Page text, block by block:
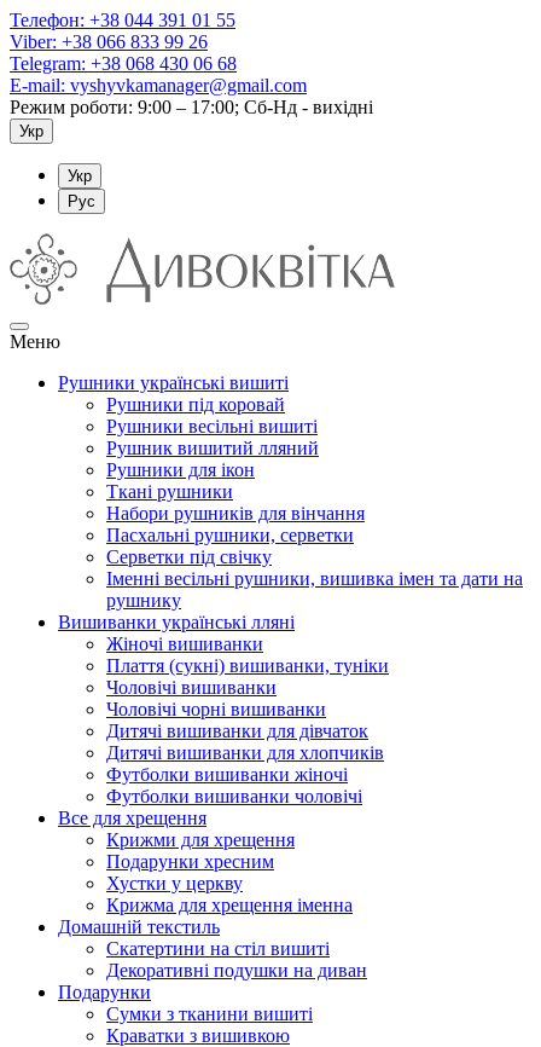
Телефон: +38 044 391 01 55
Viber: +38 066 833 99 26
Telegram: +38 068 430 06 68
E-mail: vyshyvkamanager@gmail.com
Режим роботи: 9:00 – 17:00; Сб-Нд - вихідні
Укр
Укр
Рус
Меню
Рушники українські вишиті
Рушники під коровай
Рушники весільні вишиті
Рушник вишитий лляний
Рушники для ікон
Ткані рушники
Набори рушників для вінчання
Пасхальні рушники, серветки
Серветки під свічку
Іменні весільні рушники, вишивка імен та дати на
рушнику
Вишиванки українські лляні
Жіночі вишиванки
Плаття (сукні) вишиванки, туніки
Чоловічі вишиванки
Чоловічі чорні вишиванки
Дитячі вишиванки для дівчаток
Дитячі вишиванки для хлопчиків
Футболки вишиванки жіночі
Футболки вишиванки чоловічі
Все для хрещення
Крижми для хрещення
Подарунки хресним
Хустки у церкву
Крижма для хрещення іменна
Домашній текстиль
Скатертини на стіл вишиті
Декоративні подушки на диван
Подарунки
Сумки з тканини вишиті
Краватки з вишивкою